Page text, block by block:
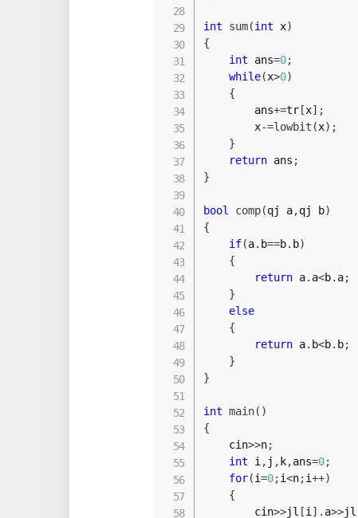
int sum(int x)
{
int ans=0;
while(x>0)
{
        ans
+=tr[x] ;
        x
-=lowbit (x) ;
}
return ans ;
}
bool comp(qj a,qj b)
{
if(a. b==b. b)
{
return a. a<b. a;
}
else
{
return a. b<b. b;
}
}
int main( )
{
    cin
>>n;
int i , j , k,ans=0;
for(i=0;i<n;i++)
{
        cin
>>jl [i ] . a>>jl